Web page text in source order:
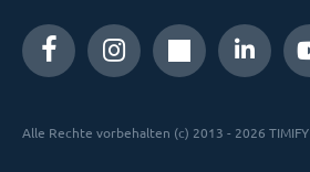
Alle Rechte vorbehalten (c) 2013 - 2026 TIMIFY